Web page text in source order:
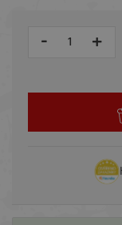
- +